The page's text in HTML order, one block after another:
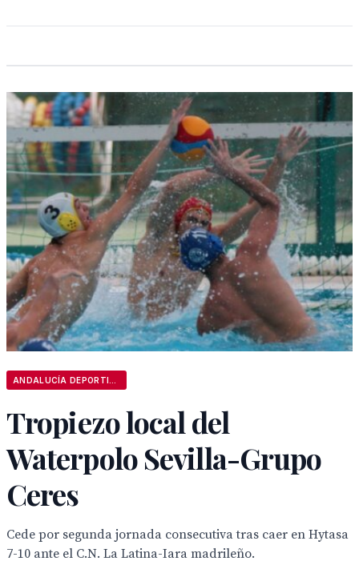
Tropiezo local del
Waterpolo Sevilla-Grupo
Ceres
Cede por segunda jornada consecutiva tras caer en Hytasa
7-10 ante el C.N. La Latina-Iara madrileño.